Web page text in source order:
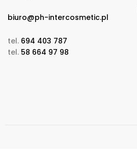
biuro@ph-intercosmetic.pl
tel. 694 403 787
tel. 58 664 97 98